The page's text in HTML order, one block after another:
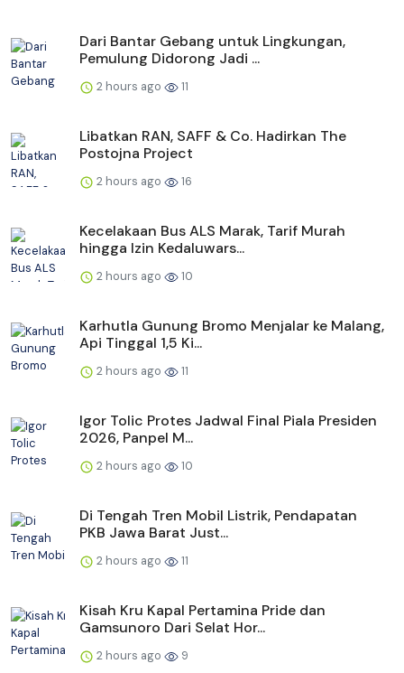
Dari Bantar Gebang untuk Lingkungan,
Pemulung Didorong Jadi ...
2 hours ago 11
Libatkan RAN, SAFF & Co. Hadirkan The
Postojna Project
2 hours ago 16
Kecelakaan Bus ALS Marak, Tarif Murah
hingga Izin Kedaluwars...
2 hours ago 10
Karhutla Gunung Bromo Menjalar ke Malang,
Api Tinggal 1,5 Ki...
2 hours ago 11
Igor Tolic Protes Jadwal Final Piala Presiden
2026, Panpel M...
2 hours ago 10
Di Tengah Tren Mobil Listrik, Pendapatan
PKB Jawa Barat Just...
2 hours ago 11
Kisah Kru Kapal Pertamina Pride dan
Gamsunoro Dari Selat Hor...
2 hours ago 9